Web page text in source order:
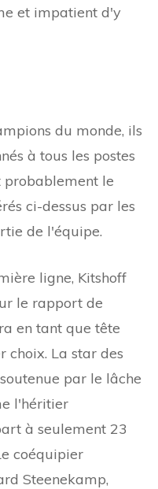
et impatient d'y
du monde, ils
à tous les postes
le
ci-dessus par les
de l'équipe.
ligne, Kitshoff
le rapport de
en tant que tête
choix. La star des
par le lâche
l'héritier
à seulement 23
coéquipier
Steenekamp,